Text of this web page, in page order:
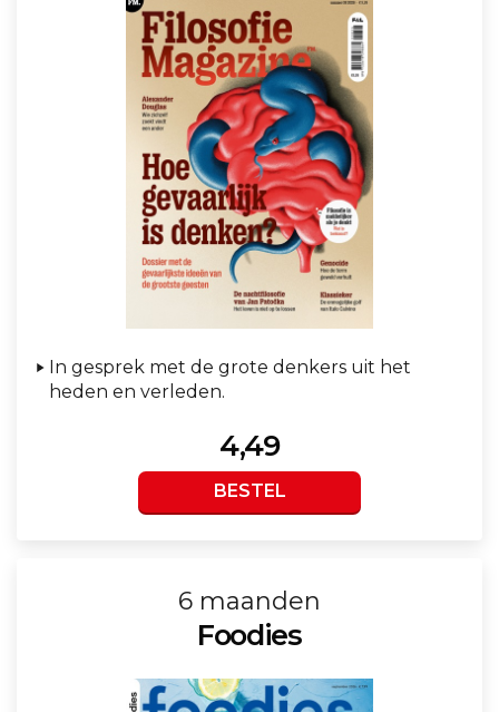
In gesprek met de grote denkers uit het
heden en verleden.
4,49
BESTEL
6 maanden
Foodies